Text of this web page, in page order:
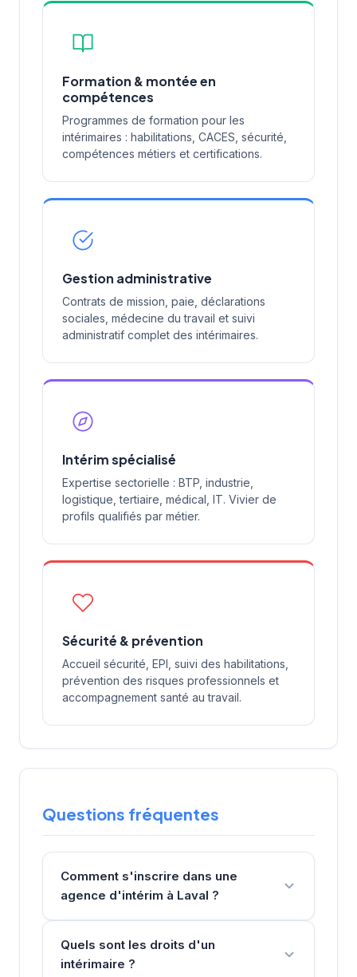
Formation & montée en
compétences
Programmes de formation pour les
intérimaires : habilitations, CACES, sécurité,
compétences métiers et certifications.
Gestion administrative
Contrats de mission, paie, déclarations
sociales, médecine du travail et suivi
administratif complet des intérimaires.
Intérim spécialisé
Expertise sectorielle : BTP, industrie,
logistique, tertiaire, médical, IT. Vivier de
profils qualifiés par métier.
Sécurité & prévention
Accueil sécurité, EPI, suivi des habilitations,
prévention des risques professionnels et
accompagnement santé au travail.
Questions fréquentes
Comment s'inscrire dans une
agence d'intérim à Laval ?
Quels sont les droits d'un
intérimaire ?